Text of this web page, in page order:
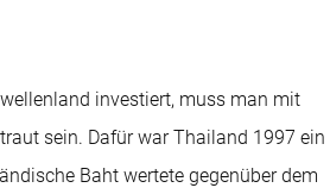
investiert, muss man mit
sein. Dafür war Thailand 1997 ein
Baht wertete gegenüber dem